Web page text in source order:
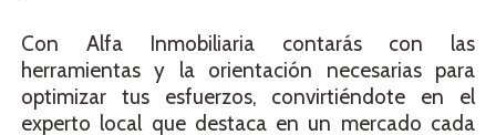
Con Alfa Inmobiliaria contarás con las
herramientas y la orientación necesarias para
optimizar tus esfuerzos, convirtiéndote en el
experto local que destaca en un mercado cada